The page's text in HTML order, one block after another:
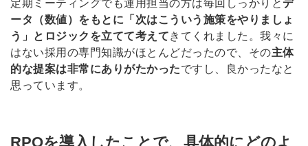
定期ミーティングでも運用担当の方は毎回しっかりと デ
ータ（数値）をもとに「次はこういう施策をやりましょ
う」とロジックを立てて考えてきてくれました。我々に
はない採用の専門知識がほとんどだったので、その主体
的な提案は非常にありがたかったですし、良かったなと
思っています。
RPOを導入したことで、具体的にどのよ
簡単10秒！無料会員登録
採用課題の解決、新しい採用の